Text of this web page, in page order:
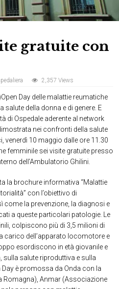
gratuite con
2,357 Views
Day delle malattie reumatiche
della donna e di genere. E
di Ospedale aderente al network
nei confronti della salute
venerdì 10 maggio dalle ore 11.30
femminile sei visite gratuite presso
dell’Ambulatorio Ghilini.
la brochure informativa “Malattie
con l’obiettivo di
la prevenzione, la diagnosi e
a queste particolari patologie. Le
colpiscono più di 3,5 milioni di
carico dell’apparato locomotore e
esordiscono in età giovanile e
sulla salute riproduttiva e sulla
è promossa da Onda con la
Romagna), Anmar (Associazione